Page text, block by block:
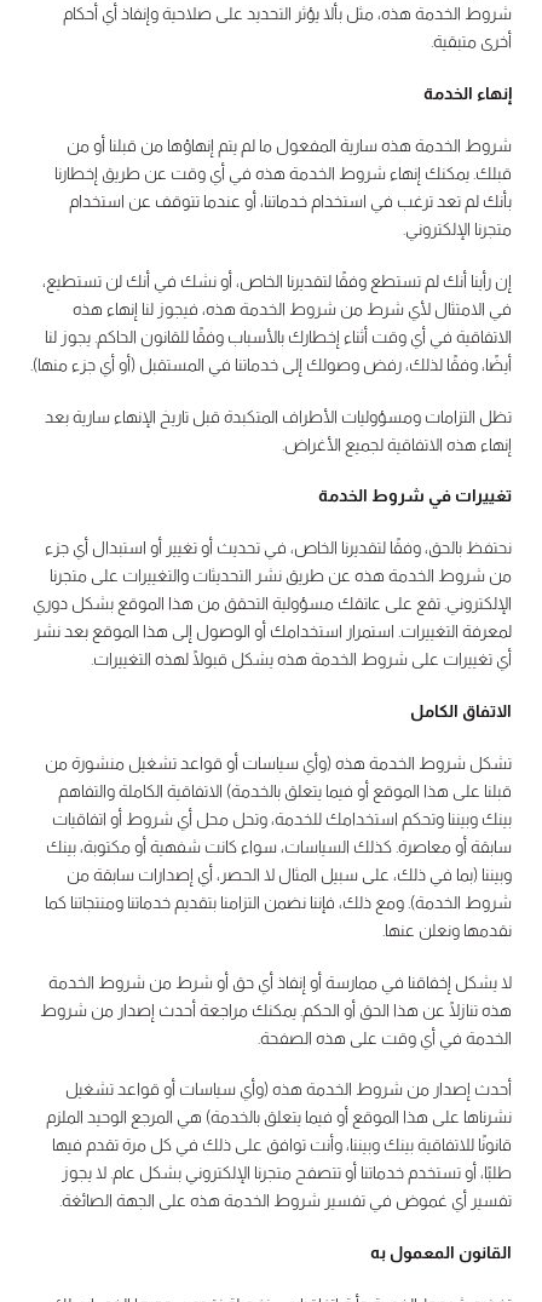
شروط الخدمة هذه، مثل بألا يؤثر التحديد على صلاحية وإنفاذ أي أحكام
أخرى متبقية.
إنهاء الخدمة
شروط الخدمة هذه سارية المفعول ما لم يتم إنهاؤها من قبلنا أو من
قبلك. يمكنك إنهاء شروط الخدمة هذه في أي وقت عن طريق إخطارنا
بأنك لم تعد ترغب في استخدام خدماتنا، أو عندما تتوقف عن استخدام
متجرنا الإلكتروني.
إن رأينا أنك لم تستطع وفقًا لتقديرنا الخاص، أو نشك في أنك لن تستطيع،
في الامتثال لأي شرط من شروط الخدمة هذه، فيجوز لنا إنهاء هذه
الاتفاقية في أي وقت أثناء إخطارك بالأسباب وفقًا للقانون الحاكم. يجوز لنا
أيضًا، وفقًا لذلك، رفض وصولك إلى خدماتنا في المستقبل (أو أي جزء منها).
تظل التزامات ومسؤوليات الأطراف المتكبدة قبل تاريخ الإنهاء سارية بعد
إنهاء هذه الاتفاقية لجميع الأغراض.
تغييرات في شروط الخدمة
نحتفظ بالحق، وفقًا لتقديرنا الخاص، في تحديث أو تغيير أو استبدال أي جزء
من شروط الخدمة هذه عن طريق نشر التحديثات والتغييرات على متجرنا
الإلكتروني. تقع على عاتقك مسؤولية التحقق من هذا الموقع بشكل دوري
لمعرفة التغييرات. استمرار استخدامك أو الوصول إلى هذا الموقع بعد نشر
أي تغييرات على شروط الخدمة هذه يشكل قبولًا لهذه التغييرات.
الاتفاق الكامل
تشكل شروط الخدمة هذه (وأي سياسات أو قواعد تشغيل منشورة من
قبلنا على هذا الموقع أو فيما يتعلق بالخدمة) الاتفاقية الكاملة والتفاهم
بينك وبيننا وتحكم استخدامك للخدمة، وتحل محل أي شروط أو اتفاقيات
سابقة أو معاصرة. كذلك السياسات، سواء كانت شفهية أو مكتوبة، بينك
وبيننا (بما في ذلك، على سبيل المثال لا الحصر، أي إصدارات سابقة من
شروط الخدمة). ومع ذلك، فإننا نضمن التزامنا بتقديم خدماتنا ومنتجاتنا كما
نقدمها ونعلن عنها.
لا يشكل إخفاقنا في ممارسة أو إنفاذ أي حق أو شرط من شروط الخدمة
هذه تنازلًا عن هذا الحق أو الحكم. يمكنك مراجعة أحدث إصدار من شروط
الخدمة في أي وقت على هذه الصفحة.
أحدث إصدار من شروط الخدمة هذه (وأي سياسات أو قواعد تشغيل
نشرناها على هذا الموقع أو فيما يتعلق بالخدمة) هي المرجع الوحيد الملزم
قانونًا للاتفاقية بينك وبيننا، وأنت توافق على ذلك في كل مرة تقدم فيها
طلبًا، أو تستخدم خدماتنا أو تتصفح متجرنا الإلكتروني بشكل عام. لا يجوز
تفسير أي غموض في تفسير شروط الخدمة هذه على الجهة الصائغة.
القانون المعمول به